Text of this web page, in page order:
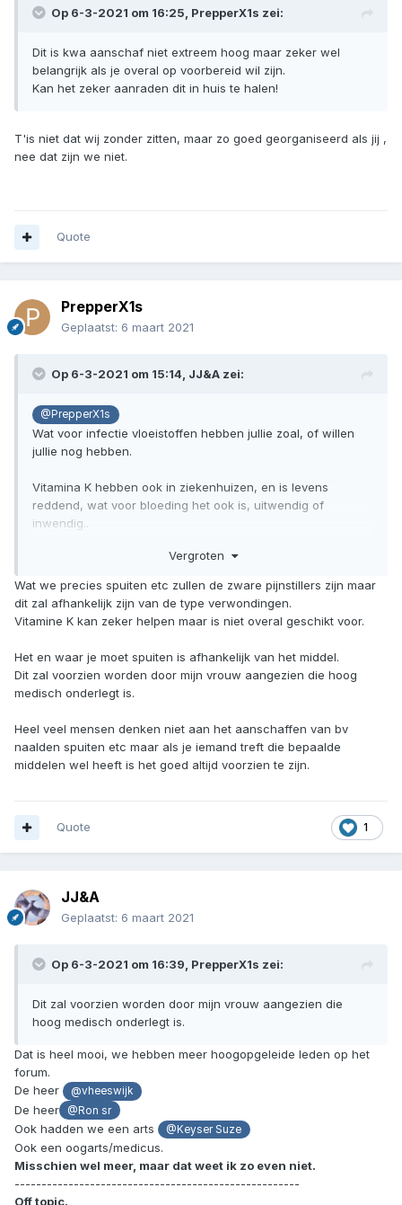
Op 6-3-2021 om 16:25, PrepperX1s zei:
Dit is kwa aanschaf niet extreem hoog maar zeker wel
belangrijk als je overal op voorbereid wil zijn.
Kan het zeker aanraden dit in huis te halen!
T'is niet dat wij zonder zitten, maar zo goed georganiseerd als jij ,
nee dat zijn we niet.
Quote
PrepperX1s
Geplaatst: 6 maart 2021
Op 6-3-2021 om 15:14, JJ&A zei:
@PrepperX1s
Wat voor infectie vloeistoffen hebben jullie zoal, of willen
jullie nog hebben.
Vitamina K hebben ook in ziekenhuizen, en is levens
reddend, wat voor bloeding het ook is, uitwendig of
inwendig..
as/Eén-injectie-vitamine-K-voor-baby’s-beter-dan-dagelijks-
Hoe trouwens te injecteren.
Wanneer moet het in de ader en wanneer in been of boven
Wat is de theorie er achter.
Vergroten
Wat we precies spuiten etc zullen de zware pijnstillers zijn maar
dit zal afhankelijk zijn van de type verwondingen.
Vitamine K kan zeker helpen maar is niet overal geschikt voor.
Het en waar je moet spuiten is afhankelijk van het middel.
Dit zal voorzien worden door mijn vrouw aangezien die hoog
medisch onderlegt is.
Heel veel mensen denken niet aan het aanschaffen van bv
naalden spuiten etc maar als je iemand treft die bepaalde
middelen wel heeft is het goed altijd voorzien te zijn.
1
Quote
JJ&A
Geplaatst: 6 maart 2021
Op 6-3-2021 om 16:39, PrepperX1s zei:
Dit zal voorzien worden door mijn vrouw aangezien die
hoog medisch onderlegt is.
Dat is heel mooi, we hebben meer hoogopgeleide leden op het
forum.
De heer
@vheeswijk
De heer @Ron sr
Ook hadden we een arts @Keyser Suze
Ook een oogarts/medicus.
Misschien wel meer, maar dat weet ik zo even niet.
-----------------------------------------------------
Off topic.